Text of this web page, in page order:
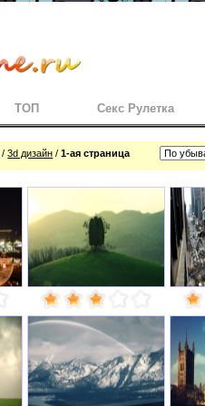
ТОП Секс Рулетка
/3d дизайн /1-ая страница